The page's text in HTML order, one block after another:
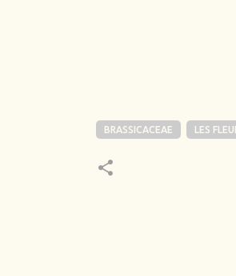
BRASSICACEAE LES